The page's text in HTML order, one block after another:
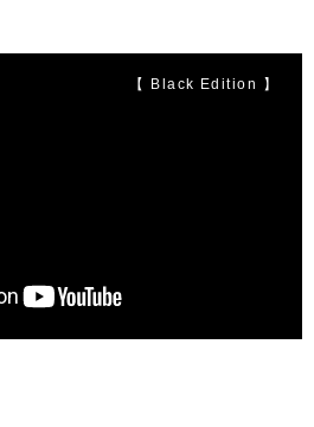
【 Black Edition 】